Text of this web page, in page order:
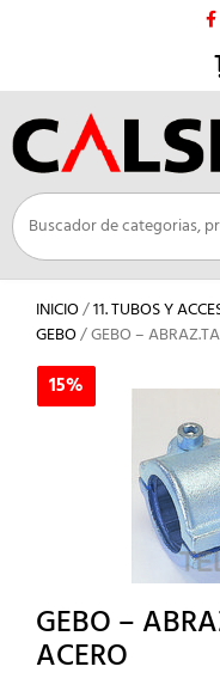
INICIO/11. TUBOS Y
GEBO/ GEBO –
15%
GEBO –
ACERO
15%